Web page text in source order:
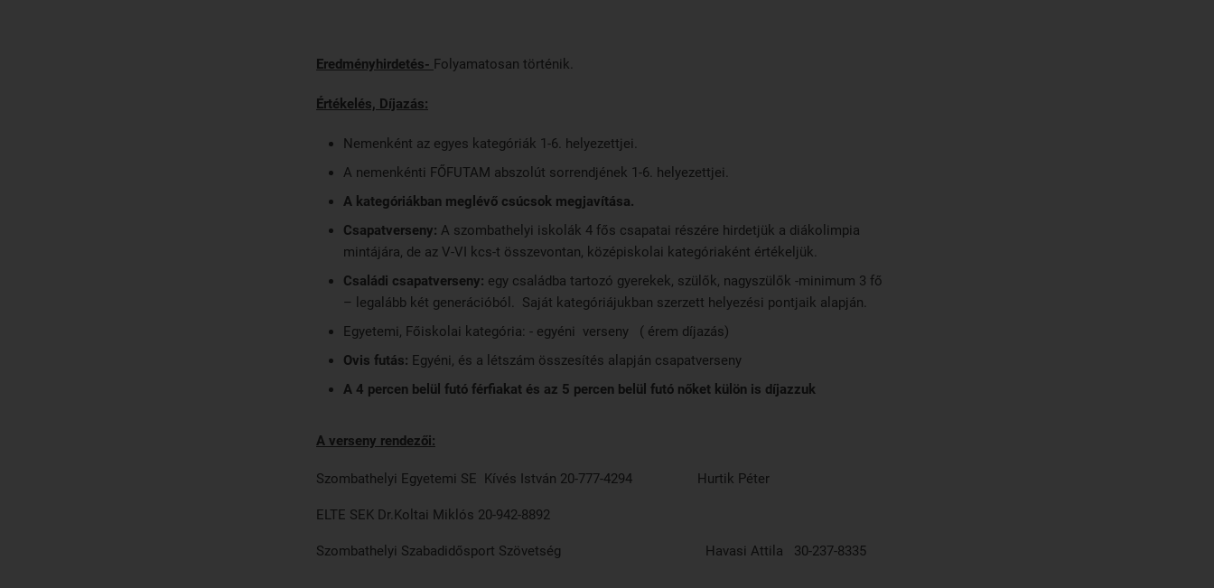
Eredményhirdetés- Folyamatosan történik.
Értékelés, Díjazás:
Nemenként az egyes kategóriák 1-6. helyezettjei.
A nemenkénti FŐFUTAM abszolút sorrendjének 1-6. helyezettjei.
A kategóriákban meglévő csúcsok megjavítása.
Csapatverseny: A szombathelyi iskolák 4 fős csapatai részére hirdetjük a diákolimpia
mintájára, de az V-VI kcs-t összevontan, középiskolai kategóriaként értékeljük.
Családi csapatverseny: egy családba tartozó gyerekek, szülők, nagyszülők -minimum 3 fő
– legalább két generációból. Saját kategóriájukban szerzett helyezési pontjaik alapján.
Egyetemi, Főiskolai kategória: - egyéni verseny ( érem díjazás)
Ovis futás: Egyéni, és a létszám összesítés alapján csapatverseny
A 4 percen belül futó férfiakat és az 5 percen belül futó nőket külön is díjazzuk
A verseny rendezői:
Szombathelyi Egyetemi SE Kívés István 20-777-4294 Hurtik Péter
ELTE SEK Dr.Koltai Miklós 20-942-8892
Szombathelyi Szabadidősport Szövetség Havasi Attila 30-237-8335